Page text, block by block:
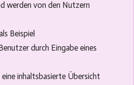
werden von den Nutzern
Beispiel
durch Eingabe eines
inhaltsbasierte Übersicht